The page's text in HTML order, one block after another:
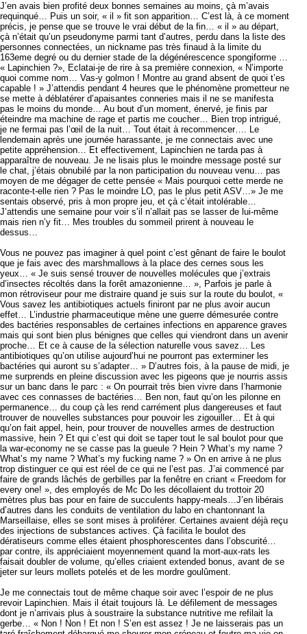
J’en avais bien profité deux bonnes semaines au moins, çà m’avais
requinqué… Puis un soir, « il » fit son apparition… C’est là, à ce moment
précis, je pense que se trouve le vrai début de la fin… « il » au départ,
çà n’était qu’un pseudonyme parmi tant d’autres, perdu dans la liste des
personnes connectées, un nickname pas très finaud à la limite du
163eme degré ou du dernier stade de la dégénérescence spongiforme …
« Lapinchien ?», Eclatai-je de rire à sa première connexion, « N’importe
quoi comme nom… Vas-y golmon ! Montre au grand absent de quoi t’es
capable ! » J’attendis pendant 4 heures que le phénomène prometteur ne
se mette à déblatérer d’apaisantes conneries mais il ne se manifesta
pas le moins du monde… Au bout d’un moment, énervé, je finis par
éteindre ma machine de rage et partis me coucher… Bien trop intrigué,
je ne fermai pas l’œil de la nuit… Tout était à recommencer…. Le
lendemain après une journée harassante, je me connectais avec une
petite appréhension… Et effectivement, Lapinchien ne tarda pas à
apparaître de nouveau. Je ne lisais plus le moindre message posté sur
le chat, j’étais obnubilé par la non participation du nouveau venu… pas
moyen de me dégager de cette pensée « Mais pourquoi cette merde ne
raconte-t-elle rien ? Pas le moindre LO, pas le plus petit ASV…» Je me
sentais observé, pris à mon propre jeu, et çà c’était intolérable…
J’attendis une semaine pour voir s’il n’allait pas se lasser de lui-même
mais rien n’y fit… Mes troubles du sommeil prirent à nouveau le
dessus…
Vous ne pouvez pas imaginer à quel point c’est gênant de faire le boulot
que je fais avec des marshmallows à la place des cernes sous les
yeux… « Je suis sensé trouver de nouvelles molécules que j’extrais
d’insectes récoltés dans la forêt amazonienne… », Parfois je parle à
mon rétroviseur pour me distraire quand je suis sur la route du boulot, «
Vous savez les antibiotiques actuels finiront par ne plus avoir aucun
effet… L’industrie pharmaceutique mène une guerre démesurée contre
des bactéries responsables de certaines infections en apparence graves
mais qui sont bien plus bénignes que celles qui viendront dans un avenir
proche… Et ce à cause de la sélection naturelle vous savez… Les
antibiotiques qu’on utilise aujourd’hui ne pourront pas exterminer les
bactéries qui auront su s’adapter… » D’autres fois, à la pause de midi, je
me surprends en pleine discussion avec les pigeons que je nourris assis
sur un banc dans le parc : « On pourrait très bien vivre dans l’harmonie
avec ces connasses de bactéries… Ben non, faut qu’on les pilonne en
permanence… du coup çà les rend carrément plus dangereuses et faut
trouver de nouvelles substances pour pouvoir les zigouiller… Et à qui
qu’on fait appel, hein, pour trouver de nouvelles armes de destruction
massive, hein ? Et qui c’est qui doit se taper tout le sal boulot pour que
la war-economy ne se casse pas la gueule ? Hein ? What’s my name ?
What’s my name ? What’s my fucking name ? » On en arrive à ne plus
trop distinguer ce qui est réel de ce qui ne l’est pas. J’ai commencé par
faire de grands lâchés de gerbilles par la fenêtre en criant « Freedom for
every one! », des employés de Mc Do les décollaient du trottoir 20
mètres plus bas pour en faire de succulents happy-meals…J’en libérais
d’autres dans les conduits de ventilation du labo en chantonnant la
Marseillaise, elles se sont mises à proliférer. Certaines avaient déjà reçu
des injections de substances actives. Çà facilita le boulot des
dératiseurs comme elles étaient phosphorescentes dans l’obscurité…
par contre, ils appréciaient moyennement quand la mort-aux-rats les
faisait doubler de volume, qu’elles criaient extended bonus, avant de se
jeter sur leurs mollets potelés et de les mordre goulûment.
Je me connectais tout de même chaque soir avec l’espoir de ne plus
revoir Lapinchien. Mais il était toujours là. Le défilement de messages
dont je n’arrivais plus à soustraire la substance nutritive me refilait la
gerbe… « Non ! Non ! Et non ! S’en est assez ! Je ne laisserais pas un